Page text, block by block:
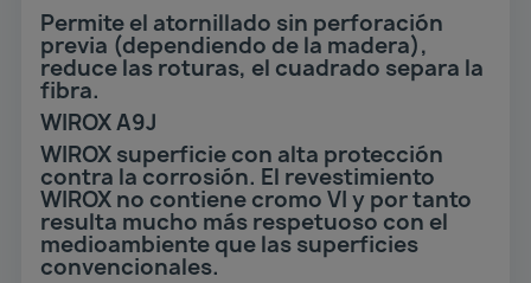
Permite el atornillado sin perforación
previa (dependiendo de la madera),
reduce las roturas, el cuadrado separa la
fibra.
WIROX A9J
WIROX superficie con alta protección
contra la corrosión. El revestimiento
WIROX no contiene cromo VI y por tanto
resulta mucho más respetuoso con el
medioambiente que las superficies
convencionales.